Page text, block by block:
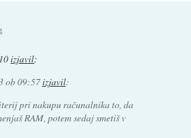
izjavil:
ob 09:57izjavil:
pri nakupu računalnika to, da
RAM, potem sedaj smetiš v